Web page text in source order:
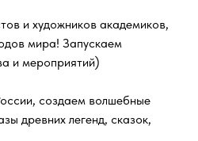
и художников академиков,
мира! Запускаем
и мероприятий)
создаем волшебные
древних легенд, сказок,